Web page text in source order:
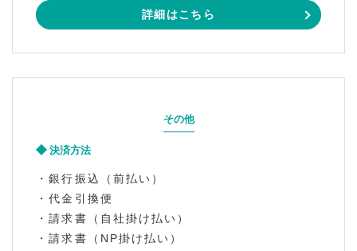
詳細はこちら
その他
決済方法
・銀行振込（前払い）
・代金引換便
・請求書（自社掛け払い）
・請求書（NP掛け払い）